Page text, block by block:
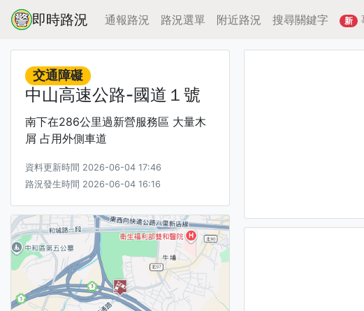
即時路況 通報路況 路況選單 附近路況 搜尋關鍵字 新
交通障礙
中山高速公路-國道１號
南下在286公里過新營服務區 大量木
屑 占用外側車道
資料更新時間 2026-06-04 17:46
路況發生時間 2026-06-04 16:16